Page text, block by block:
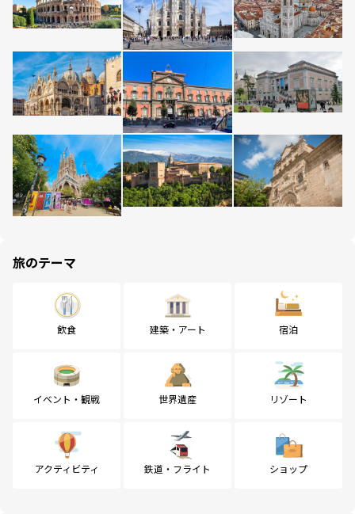
旅のテーマ
飲食 建築・アート 宿泊
イベント・観戦 世界遺産 リゾート
アクティビティ 鉄道・フライト ショップ